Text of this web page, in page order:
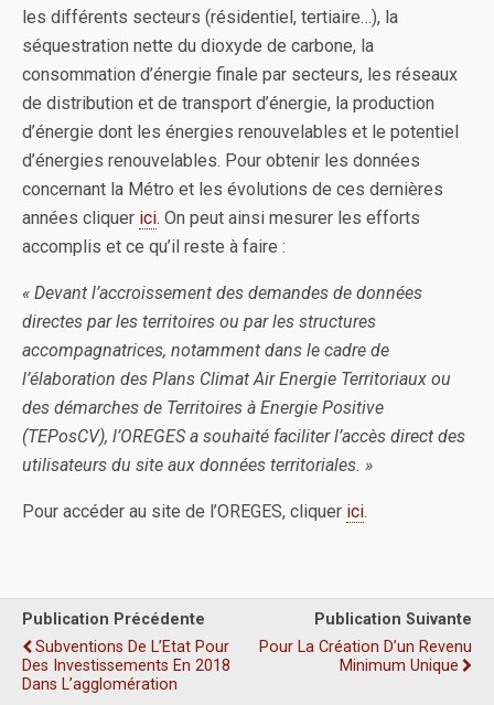
les différents secteurs (résidentiel, tertiaire…), la
séquestration nette du dioxyde de carbone, la
consommation d’énergie finale par secteurs, les réseaux
de distribution et de transport d’énergie, la production
d’énergie dont les énergies renouvelables et le potentiel
d’énergies renouvelables. Pour obtenir les données
concernant la Métro et les évolutions de ces dernières
années cliquer ici. On peut ainsi mesurer les efforts
accomplis et ce qu’il reste à faire :
« Devant l’accroissement des demandes de données
directes par les territoires ou par les structures
accompagnatrices, notamment dans le cadre de
l’élaboration des Plans Climat Air Energie Territoriaux ou
des démarches de Territoires à Energie Positive
(TEPosCV), l’OREGES a souhaité faciliter l’accès direct des
utilisateurs du site aux données territoriales. »
Pour accéder au site de l’OREGES, cliquer ici.
Publication Précédente
Subventions De L’Etat Pour
Des Investissements En 2018
Dans L’agglomération
Publication Suivante
Pour La Création D’un Revenu
Minimum Unique